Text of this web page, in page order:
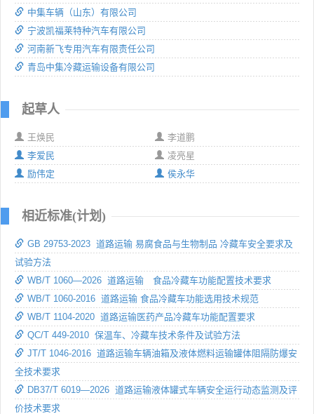
中集车辆（山东）有限公司
宁波凯福莱特种汽车有限公司
河南新飞专用汽车有限责任公司
青岛中集冷藏运输设备有限公司
起草人
王焕民
李道鹏
李爱民
凌亮星
励伟定
侯永华
相近标准(计划)
GB 29753-2023 道路运输 易腐食品与生物制品 冷藏车安全要求及
试验方法
WB/T 1060—2026 道路运输 食品冷藏车功能配置技术要求
WB/T 1060-2016 道路运输 食品冷藏车功能选用技术规范
WB/T 1104-2020 道路运输医药产品冷藏车功能配置要求
QC/T 449-2010 保温车、冷藏车技术条件及试验方法
JT/T 1046-2016 道路运输车辆油箱及液体燃料运输罐体阻隔防爆安
全技术要求
DB37/T 6019—2026 道路运输液体罐式车辆安全运行动态监测及评
价技术要求